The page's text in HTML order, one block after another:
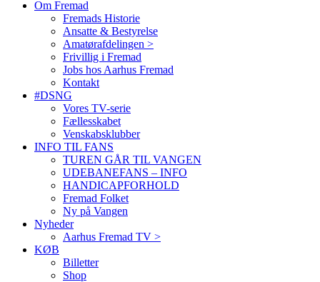
Om Fremad
Fremads Historie
Ansatte & Bestyrelse
Amatørafdelingen >
Frivillig i Fremad
Jobs hos Aarhus Fremad
Kontakt
#DSNG
Vores TV-serie
Fællesskabet
Venskabsklubber
INFO TIL FANS
TUREN GÅR TIL VANGEN
UDEBANEFANS – INFO
HANDICAPFORHOLD
Fremad Folket
Ny på Vangen
Nyheder
Aarhus Fremad TV >
KØB
Billetter
Shop